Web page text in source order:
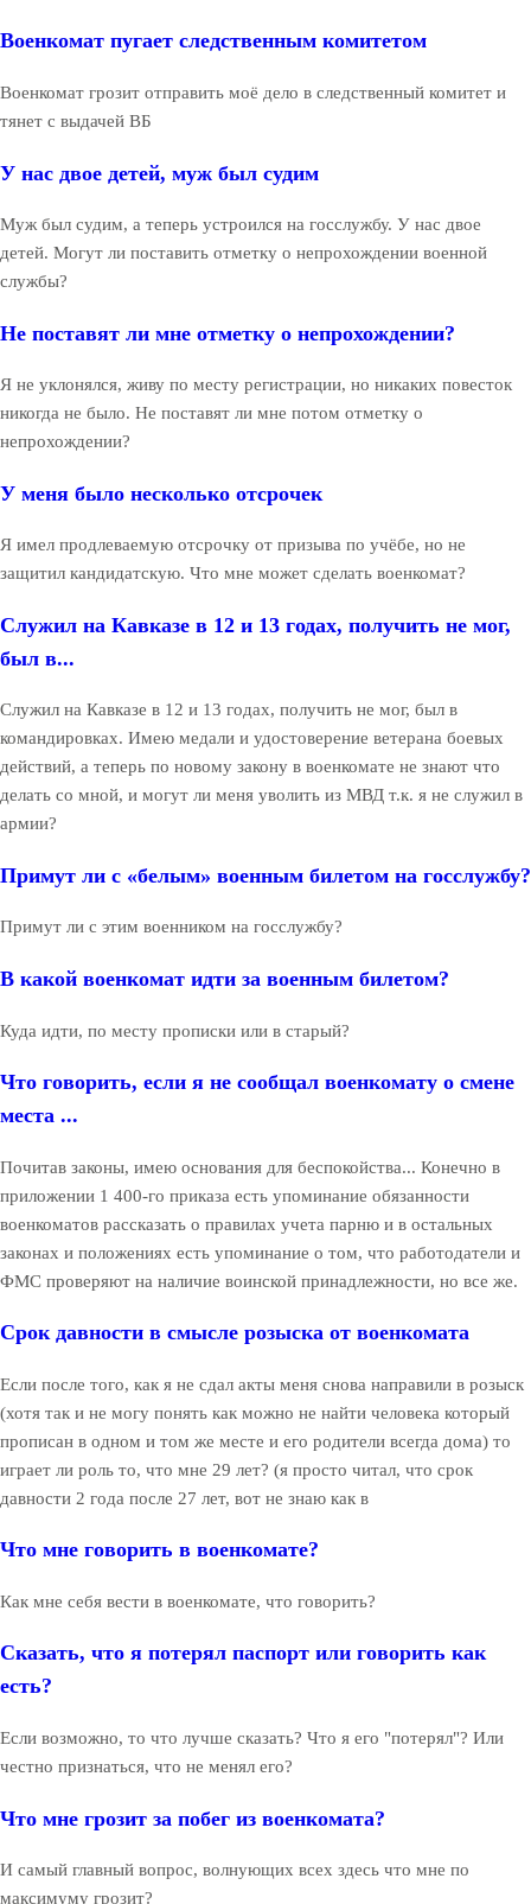
Военкомат пугает следственным комитетом
Военкомат грозит отправить моё дело в следственный комитет и
тянет с выдачей ВБ
У нас двое детей, муж был судим
Муж был судим, а теперь устроился на госслужбу. У нас двое
детей. Могут ли поставить отметку о непрохождении военной
службы?
Не поставят ли мне отметку о непрохождении?
Я не уклонялся, живу по месту регистрации, но никаких повесток
никогда не было. Не поставят ли мне потом отметку о
непрохождении?
У меня было несколько отсрочек
Я имел продлеваемую отсрочку от призыва по учёбе, но не
защитил кандидатскую. Что мне может сделать военкомат?
Служил на Кавказе в 12 и 13 годах, получить не мог,
был в...
Служил на Кавказе в 12 и 13 годах, получить не мог, был в
командировках. Имею медали и удостоверение ветерана боевых
действий, а теперь по новому закону в военкомате не знают что
делать со мной, и могут ли меня уволить из МВД т.к. я не служил в
армии?
Примут ли с «белым» военным билетом на госслужбу?
Примут ли с этим военником на госслужбу?
В какой военкомат идти за военным билетом?
Куда идти, по месту прописки или в старый?
Что говорить, если я не сообщал военкомату о смене
места ...
Почитав законы, имею основания для беспокойства... Конечно в
приложении 1 400-го приказа есть упоминание обязанности
военкоматов рассказать о правилах учета парню и в остальных
законах и положениях есть упоминание о том, что работодатели и
ФМС проверяют на наличие воинской принадлежности, но все же.
Срок давности в смысле розыска от военкомата
Если после того, как я не сдал акты меня снова направили в розыск
(хотя так и не могу понять как можно не найти человека который
прописан в одном и том же месте и его родители всегда дома) то
играет ли роль то, что мне 29 лет? (я просто читал, что срок
давности 2 года после 27 лет, вот не знаю как в
Что мне говорить в военкомате?
Как мне себя вести в военкомате, что говорить?
Сказать, что я потерял паспорт или говорить как
есть?
Если возможно, то что лучше сказать? Что я его "потерял"? Или
честно признаться, что не менял его?
Что мне грозит за побег из военкомата?
И самый главный вопрос, волнующих всех здесь что мне по
максимуму грозит?